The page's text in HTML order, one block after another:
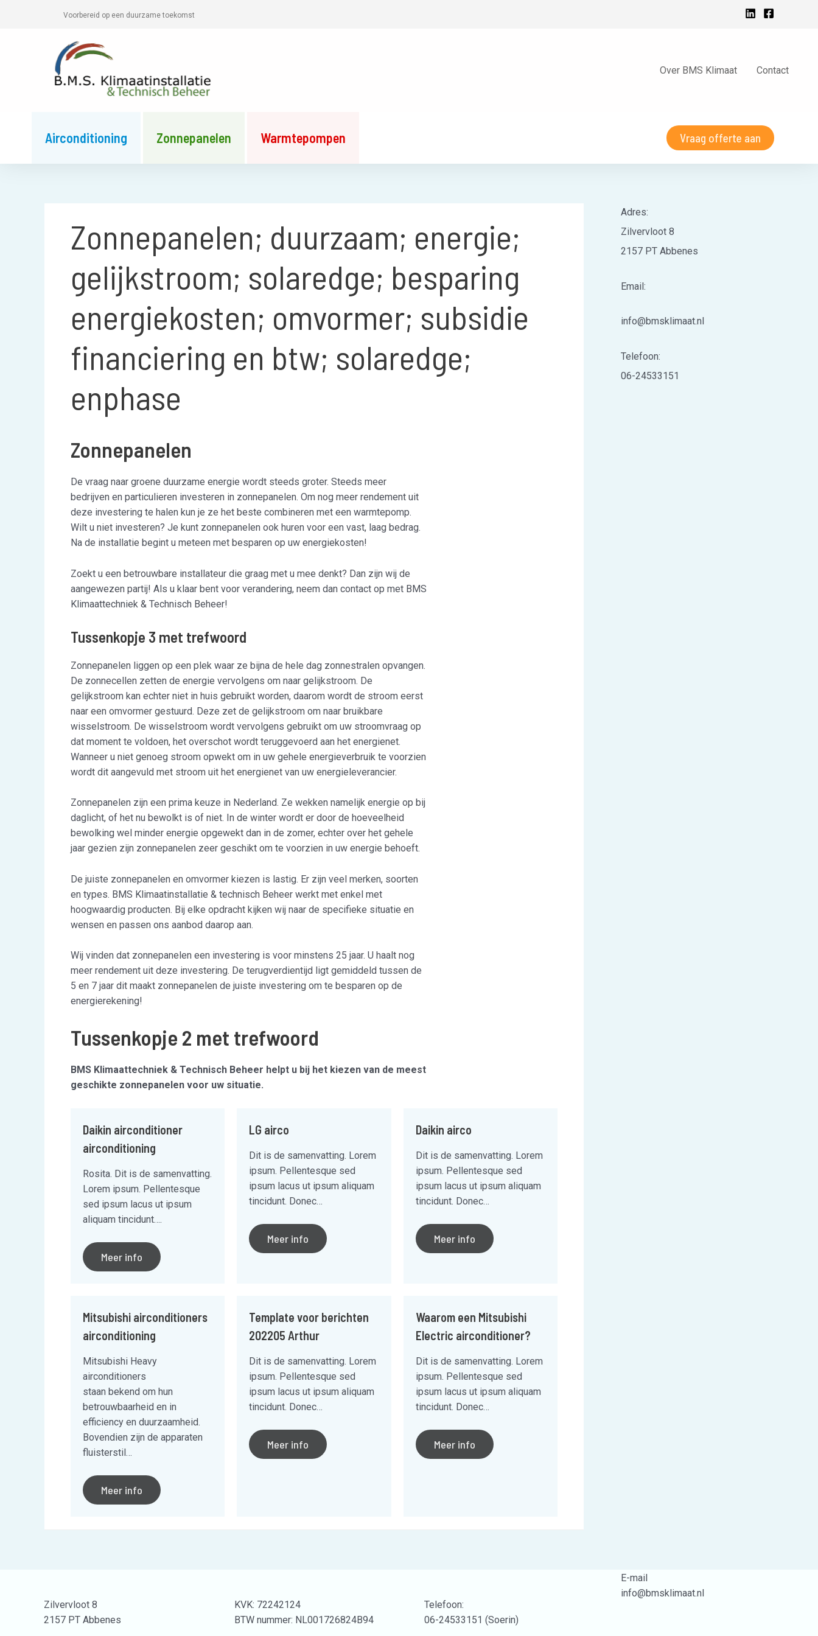
Voorbereid op een duurzame toekomst
Over BMS Klimaat Contact
Airconditioning Zonnepanelen Warmtepompen Vraag offerte aan
Zonnepanelen; duurzaam; energie;
gelijkstroom; solaredge; besparing
energiekosten; omvormer; subsidie
financiering en btw; solaredge;
enphase
Zonnepanelen
De vraag naar groene duurzame energie wordt steeds groter. Steeds meer
bedrijven en particulieren investeren in zonnepanelen. Om nog meer rendement uit
deze investering te halen kun je ze het beste combineren met een warmtepomp.
Wilt u niet investeren? Je kunt zonnepanelen ook huren voor een vast, laag bedrag.
Na de installatie begint u meteen met besparen op uw energiekosten!
Zoekt u een betrouwbare installateur die graag met u mee denkt? Dan zijn wij de
aangewezen partij! Als u klaar bent voor verandering, neem dan contact op met BMS
Klimaattechniek & Technisch Beheer!
Tussenkopje 3 met trefwoord
Zonnepanelen liggen op een plek waar ze bijna de hele dag zonnestralen opvangen.
De zonnecellen zetten de energie vervolgens om naar gelijkstroom. De
gelijkstroom kan echter niet in huis gebruikt worden, daarom wordt de stroom eerst
naar een omvormer gestuurd. Deze zet de gelijkstroom om naar bruikbare
wisselstroom. De wisselstroom wordt vervolgens gebruikt om uw stroomvraag op
dat moment te voldoen, het overschot wordt teruggevoerd aan het energienet.
Wanneer u niet genoeg stroom opwekt om in uw gehele energieverbruik te voorzien
wordt dit aangevuld met stroom uit het energienet van uw energieleverancier.
Zonnepanelen zijn een prima keuze in Nederland. Ze wekken namelijk energie op bij
daglicht, of het nu bewolkt is of niet. In de winter wordt er door de hoeveelheid
bewolking wel minder energie opgewekt dan in de zomer, echter over het gehele
jaar gezien zijn zonnepanelen zeer geschikt om te voorzien in uw energie behoeft.
De juiste zonnepanelen en omvormer kiezen is lastig. Er zijn veel merken, soorten
en types. BMS Klimaatinstallatie & technisch Beheer werkt met enkel met
hoogwaardig producten. Bij elke opdracht kijken wij naar de specifieke situatie en
wensen en passen ons aanbod daarop aan.
Wij vinden dat zonnepanelen een investering is voor minstens 25 jaar. U haalt nog
meer rendement uit deze investering. De terugverdientijd ligt gemiddeld tussen de
5 en 7 jaar dit maakt zonnepanelen de juiste investering om te besparen op de
energierekening!
Tussenkopje 2 met trefwoord
BMS Klimaattechniek & Technisch Beheer helpt u bij het kiezen van de meest
geschikte zonnepanelen voor uw situatie.
Daikin airconditioner
airconditioning
Rosita. Dit is de samenvatting.
Lorem ipsum. Pellentesque
sed ipsum lacus ut ipsum
aliquam tincidunt….
Meer info
LG airco
Dit is de samenvatting. Lorem
ipsum. Pellentesque sed
ipsum lacus ut ipsum aliquam
tincidunt. Donec…
Meer info
Daikin airco
Dit is de samenvatting. Lorem
ipsum. Pellentesque sed
ipsum lacus ut ipsum aliquam
tincidunt. Donec…
Meer info
Mitsubishi airconditioners
airconditioning
Mitsubishi Heavy
airconditioners
staan bekend om hun
betrouwbaarheid en in
efficiency en duurzaamheid.
Bovendien zijn de apparaten
fluisterstil…
Meer info
Template voor berichten
202205 Arthur
Dit is de samenvatting. Lorem
ipsum. Pellentesque sed
ipsum lacus ut ipsum aliquam
tincidunt. Donec…
Meer info
Waarom een Mitsubishi
Electric airconditioner?
Dit is de samenvatting. Lorem
ipsum. Pellentesque sed
ipsum lacus ut ipsum aliquam
tincidunt. Donec…
Meer info
Adres:
Zilvervloot 8
2157 PT Abbenes
Email:
info@bmsklimaat.nl
Telefoon:
06-24533151
Zilvervloot 8
2157 PT Abbenes
KVK: 72242124
BTW nummer: NL001726824B94
Telefoon:
06-24533151 (Soerin)
E-mail
info@bmsklimaat.nl